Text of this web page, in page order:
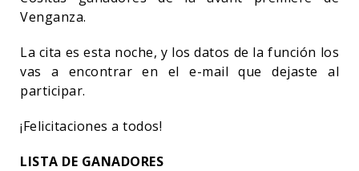
Venganza.
La cita es esta noche, y los datos de la función los
vas a encontrar en el e-mail que dejaste al
participar.
¡Felicitaciones a todos!
LISTA DE GANADORES